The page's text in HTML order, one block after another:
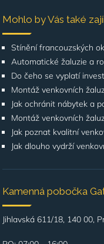
Mohlo by Vás také
Stínění francouzských
Automatické žaluzie a
Jak ochránit nábytek a
Jak poznat kvalitní
Jak dlouho vydrží
Kamenná pobočka
Jihlavská 611/18, 140 00,